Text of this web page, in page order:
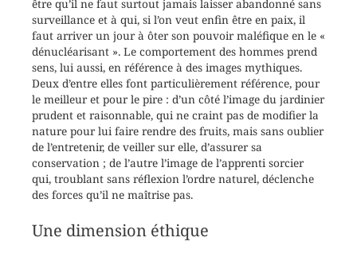
être qu’il ne faut surtout jamais laisser abandonné sans
surveillance et à qui, si l’on veut enfin être en paix, il
faut arriver un jour à ôter son pouvoir maléfique en le «
dénucléarisant ». Le comportement des hommes prend
sens, lui aussi, en référence à des images mythiques.
Deux d’entre elles font particulièrement référence, pour
le meilleur et pour le pire : d’un côté l’image du jardinier
prudent et raisonnable, qui ne craint pas de modifier la
nature pour lui faire rendre des fruits, mais sans oublier
de l’entretenir, de veiller sur elle, d’assurer sa
conservation ; de l’autre l’image de l’apprenti sorcier
qui, troublant sans réflexion l’ordre naturel, déclenche
des forces qu’il ne maîtrise pas.
Une dimension éthique